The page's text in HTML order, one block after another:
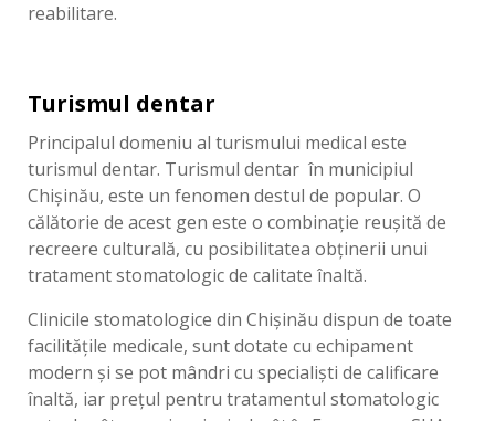
reabilitare.
Turismul dentar
Principalul domeniu al turismului medical este
turismul dentar. Turismul dentar în municipiul
Chișinău, este un fenomen destul de popular. O
călătorie de acest gen este o combinație reușită de
recreere culturală, cu posibilitatea obținerii unui
tratament stomatologic de calitate înaltă.
Clinicile stomatologice din Chișinău dispun de toate
facilitățile medicale, sunt dotate cu echipament
modern și se pot mândri cu specialiști de calificare
înaltă, iar prețul pentru tratamentul stomatologic